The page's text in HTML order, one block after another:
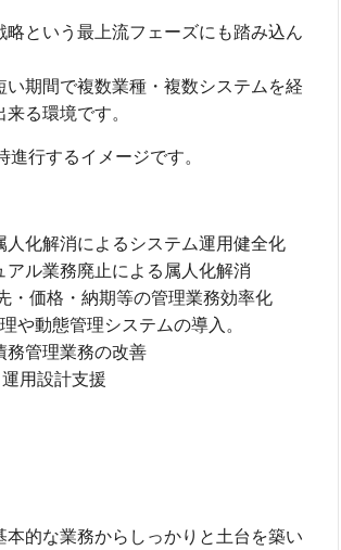
略という最上流フェーズにも踏み込ん
い期間で複数業種・複数システムを経
る環境です。
行するイメージです。
人化解消によるシステム運用健全化
アル業務廃止による属人化解消
・価格・納期等の管理業務効率化
や動態管理システムの導入。
務管理業務の改善
用設計支援
的な業務からしっかりと土台を築い